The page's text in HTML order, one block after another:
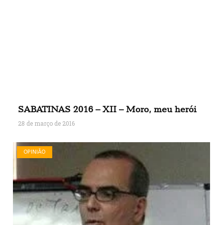
SABATINAS 2016 – XII – Moro, meu herói
28 de março de 2016
OPINIÃO